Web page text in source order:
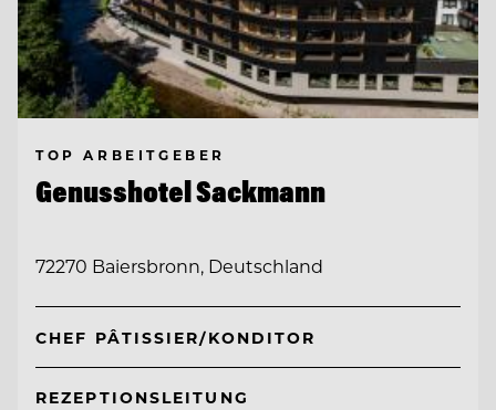
TOP ARBEITGEBER
Genusshotel Sackmann
72270 Baiersbronn, Deutschland
CHEF PÂTISSIER/KONDITOR
REZEPTIONSLEITUNG